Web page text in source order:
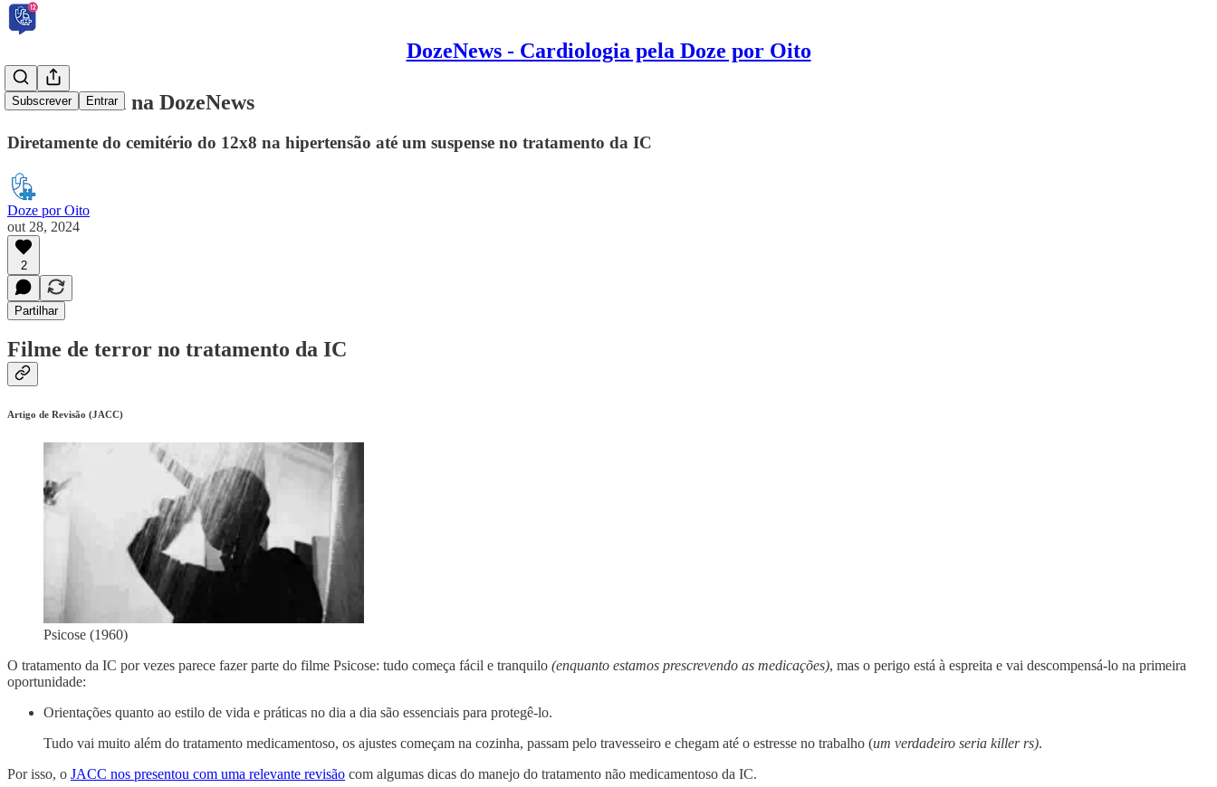
DozeNews - Cardiologia pela Doze por Oito
Subscrever Entrar
É Halloween na DozeNews
Diretamente do cemitério do 12x8 na hipertensão até um suspense no tratamento da IC
Doze por Oito
out 28, 2024
2
Partilhar
Filme de terror no tratamento da IC
Artigo de Revisão (JACC)
Psicose (1960)
O tratamento da IC por vezes parece fazer parte do filme Psicose: tudo começa fácil e tranquilo (enquanto estamos prescrevendo as medicações), mas o perigo está à espreita e vai descompensá-lo na primeira
oportunidade:
Orientações quanto ao estilo de vida e práticas no dia a dia são essenciais para protegê-lo.
Tudo vai muito além do tratamento medicamentoso, os ajustes começam na cozinha, passam pelo travesseiro e chegam até o estresse no trabalho (um verdadeiro seria killer rs).
Por isso, o JACC nos presentou com uma relevante revisão com algumas dicas do manejo do tratamento não medicamentoso da IC.